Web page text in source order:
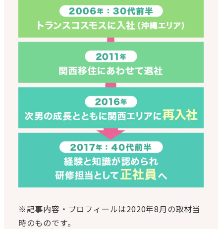
※記事内容・プロフィールは2020年8月の取材当
時のものです。